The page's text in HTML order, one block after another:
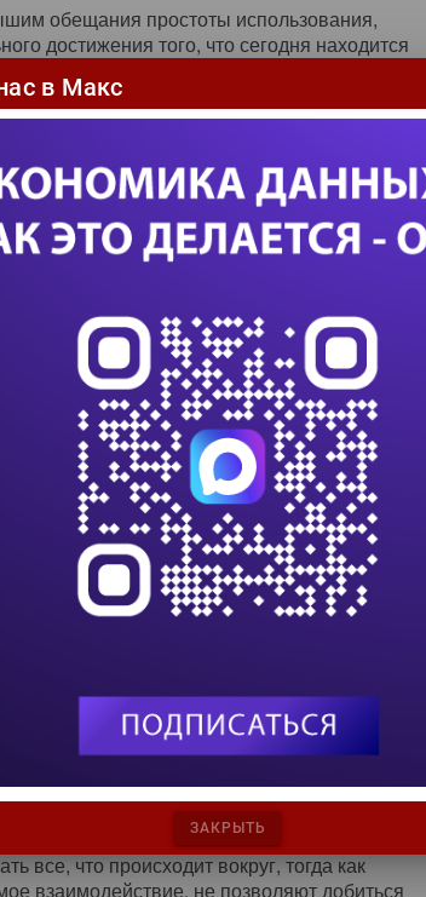
обещания простоты использования,
достижения того, что сегодня находится
- Но путь к реализации этой великой
себе представляете, и займет больше
гораздо ближе к реальности,
примера здесь можно привести
Cisco Systems и Teliris.
качеством изображения,
Сегодня системы
более высокого качества, хотя их
обеспечивают очень высокое
- отметил Фенн. - Именно этого не хватало
(публикация пользователями
завоевавшие популярность в
компании в зависимости от
системы, позволяющие решить
Других же вполне устраивают
типа Facebook.
и предлагают попробовать,
какие трудности может повлечь за собой
же сразу отрицают такую идею,
обладающих промышленной мощью".
сетей привлекли тем, что сулят
все, что происходит вокруг, тогда как
взаимодействие, не позволяют добиться
в Макс
ЗАКРЫТЬ